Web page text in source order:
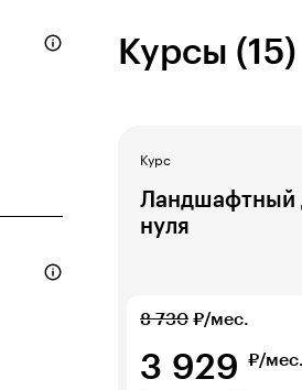
Курсы (15)
Курс
Ландшафтный
нуля
8 730 ₽/мес.
3 929 ₽/мес.